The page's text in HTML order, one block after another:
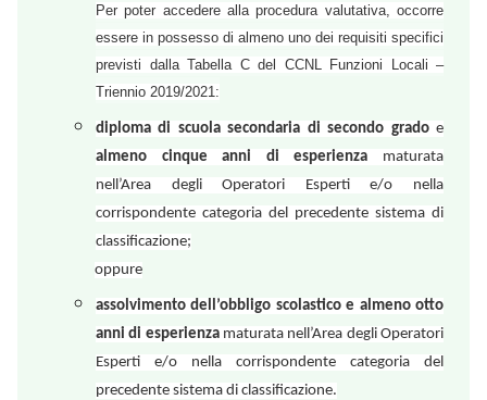
Per poter accedere alla procedura valutativa, occorre
essere in possesso di almeno uno dei requisiti specifici
previsti dalla Tabella C del CCNL Funzioni Locali –
Triennio 2019/2021:
diploma di scuola secondaria di secondo grado e
almeno cinque anni di esperienza maturata
nell’Area degli Operatori Esperti e/o nella
corrispondente categoria del precedente sistema di
classificazione;
oppure
assolvimento dell’obbligo scolastico e almeno otto
anni di esperienza maturata nell’Area degli Operatori
Esperti e/o nella corrispondente categoria del
precedente sistema di classificazione.